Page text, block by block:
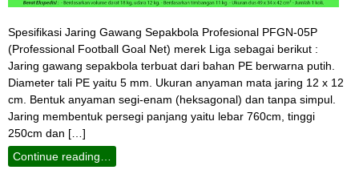
Spesifikasi Jaring Gawang Sepakbola Profesional PFGN-05P
(Professional Football Goal Net) merek Liga sebagai berikut :
Jaring gawang sepakbola terbuat dari bahan PE berwarna putih.
Diameter tali PE yaitu 5 mm. Ukuran anyaman mata jaring 12 x 12
cm. Bentuk anyaman segi-enam (heksagonal) dan tanpa simpul.
Jaring membentuk persegi panjang yaitu lebar 760cm, tinggi
250cm dan […]
Continue reading…